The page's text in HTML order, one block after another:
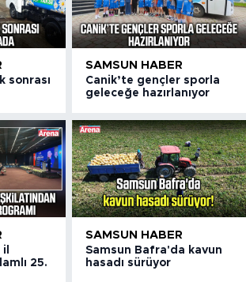
sonrası
SAMSUN HABER
Canik’te gençler sporla
geleceğe hazırlanıyor
25.
SAMSUN HABER
Samsun Bafra'da kavun
hasadı sürüyor